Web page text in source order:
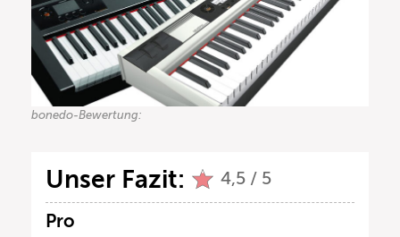
bonedo-Bewertung:
Unser Fazit: 4,5 / 5
Pro